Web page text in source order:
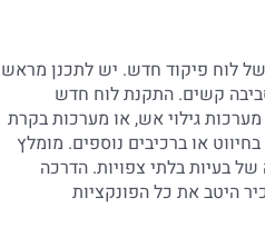
לוח פיקוד חדש. יש לתכנן מראש
קשים. התקנת לוח חדש
גילוי אש, או מערכות בקרת
או ברכיבים נוספים. מומלץ
בעיות בלתי צפויות. הדרכה
היטב את כל הפונקציות